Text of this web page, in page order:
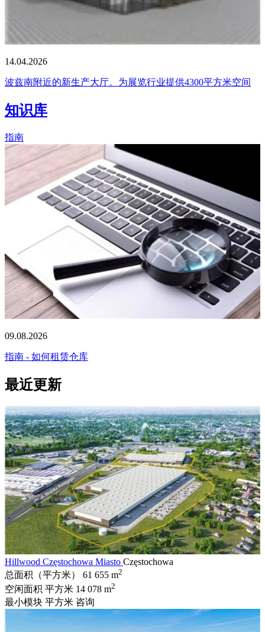
14.04.2026
波兹南附近的新生产大厅。为展览行业提供4300平方米空间
知识库
指南
09.08.2026
指南 - 如何租赁仓库
最近更新
Hillwood Częstochowa Miasto Częstochowa
总面积（平方米）
61 655 m2
空闲面积 平方米 14 078 m2
最小模块 平方米 咨询